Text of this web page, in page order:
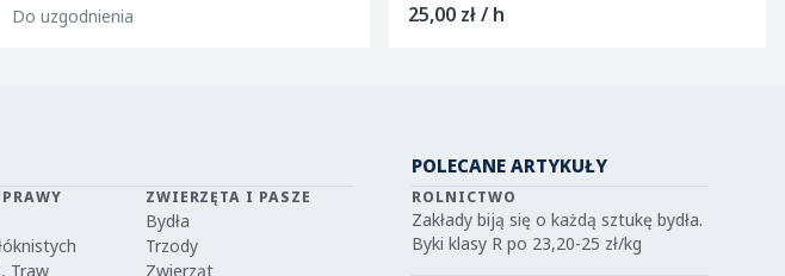
Do uzgodnienia 25,00 zł / h
Traw
ZWIERZĘTA I PASZE
Bydła
Trzody
Zwierząt
POLECANE ARTYKUŁY
ROLNICTWO
Zakłady biją się o każdą sztukę bydła.
Byki klasy R po 23,20-25 zł/kg